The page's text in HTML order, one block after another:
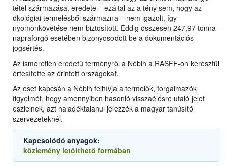
tétel származása, eredete – ezáltal az a tény sem, hogy az
ökológiai termelésből származna – nem igazolt, így
nyomonkövetése nem biztosított. Eddig összesen 247,97 tonna
napraforgó esetében bizonyosodott be a dokumentációs
jogsértés.
Az ismeretlen eredetű terményről a Nébih a RASFF-on keresztül
értesítette az érintett országokat.
Az eset kapcsán a Nébih felhívja a termelők, forgalmazók
figyelmét, hogy amennyiben hasonló visszaélésre utaló jelet
észlelnek, azt haladéktalanul jelezzék a magyar tanúsító
szervezeteknél.
Kapcsolódó anyagok:
közlemény letölthető formában